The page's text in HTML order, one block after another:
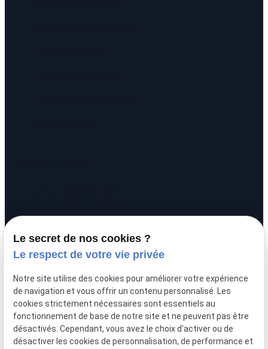
prachay 95300 PONTOISE
09:00 - 12:00 / 14:00 - 17:00
Le secret de nos cookies ?
Le respect de votre vie privée
Notre site utilise des cookies pour améliorer votre expérience
de navigation et vous offrir un contenu personnalisé. Les
cookies strictement nécessaires sont essentiels au
fonctionnement de base de notre site et ne peuvent pas être
désactivés. Cependant, vous avez le choix d'activer ou de
désactiver les cookies de personnalisation, de performance et